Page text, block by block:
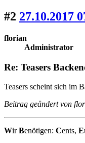
#2 27.10.2017
florian
Administrator
Re: Teasers
Teasers scheint sich im
Beitrag geändert von
WirBenötigen: Cents, E